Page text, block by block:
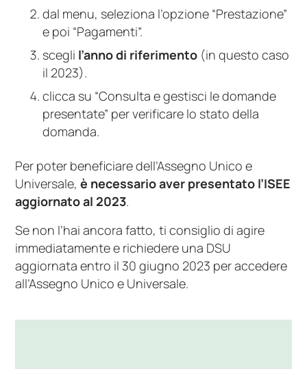
dal menu, seleziona l’opzione “Prestazione”
e poi “Pagamenti”.
scegli l’anno di riferimento (in questo caso
il 2023).
clicca su “Consulta e gestisci le domande
presentate” per verificare lo stato della
domanda.
Per poter beneficiare dell’Assegno Unico e
Universale,è necessario aver presentato l’ISEE
aggiornato al 2023.
Se non l’hai ancora fatto, ti consiglio di agire
immediatamente e richiedere una DSU
aggiornata entro il 30 giugno 2023 per accedere
all’Assegno Unico e Universale.